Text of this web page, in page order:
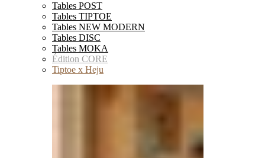
Tables POST
Tables TIPTOE
Tables NEW MODERN
Tables DISC
Tables MOKA
Édition CORE
Tiptoe x Heju